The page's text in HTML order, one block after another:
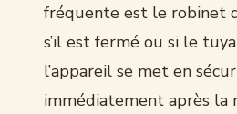
fréquente est le robinet
s’il est fermé ou si le
l’appareil se met en
immédiatement après la